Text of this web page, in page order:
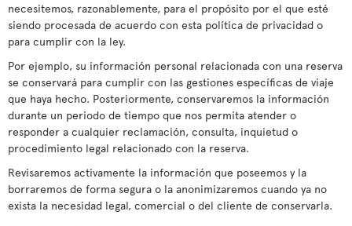
necesitemos, razonablemente, para el propósito por el que esté
siendo procesada de acuerdo con esta política de privacidad o
para cumplir con la ley.
Por ejemplo, su información personal relacionada con una reserva
se conservará para cumplir con las gestiones específicas de viaje
que haya hecho. Posteriormente, conservaremos la información
durante un periodo de tiempo que nos permita atender o
responder a cualquier reclamación, consulta, inquietud o
procedimiento legal relacionado con la reserva.
Revisaremos activamente la información que poseemos y la
borraremos de forma segura o la anonimizaremos cuando ya no
exista la necesidad legal, comercial o del cliente de conservarla.